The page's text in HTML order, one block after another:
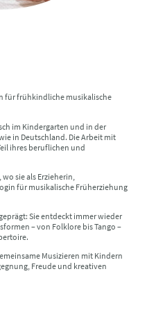
für frühkindliche musikalische
im Kindergarten und in der
in Deutschland. Die Arbeit mit
ihres beruflichen und
sie als Erzieherin,
für musikalische Früherziehung
Sie entdeckt immer wieder
– von Folklore bis Tango –
Musizieren mit Kindern
Freude und kreativen